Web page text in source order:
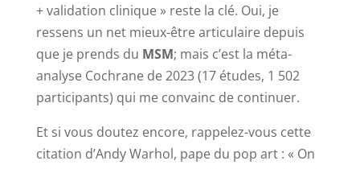
+ validation clinique » reste la clé. Oui, je
ressens un net mieux-être articulaire depuis
que je prends du MSM; mais c’est la méta-
analyse Cochrane de 2023 (17 études, 1 502
participants) qui me convainc de continuer.
Et si vous doutez encore, rappelez-vous cette
citation d’Andy Warhol, pape du pop art : « On